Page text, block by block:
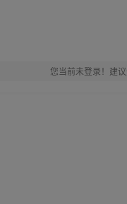
您当前未登录！建